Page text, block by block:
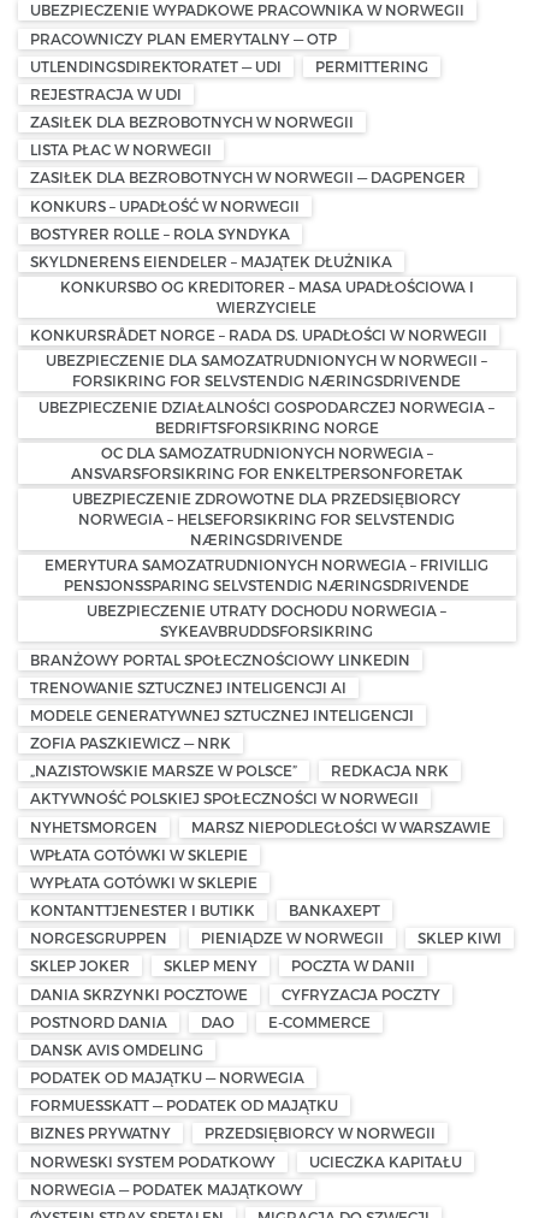
UBEZPIECZENIE WYPADKOWE PRACOWNIKA W NORWEGII
PRACOWNICZY PLAN EMERYTALNY — OTP
UTLENDINGSDIREKTORATET — UDI
PERMITTERING
REJESTRACJA W UDI
ZASIŁEK DLA BEZROBOTNYCH W NORWEGII
LISTA PŁAC W NORWEGII
ZASIŁEK DLA BEZROBOTNYCH W NORWEGII — DAGPENGER
KONKURS – UPADŁOŚĆ W NORWEGII
BOSTYRER ROLLE – ROLA SYNDYKA
SKYLDNERENS EIENDELER – MAJĄTEK DŁUŻNIKA
KONKURSBO OG KREDITORER – MASA UPADŁOŚCIOWA I
WIERZYCIELE
KONKURSRÅDET NORGE – RADA DS. UPADŁOŚCI W NORWEGII
UBEZPIECZENIE DLA SAMOZATRUDNIONYCH W NORWEGII –
FORSIKRING FOR SELVSTENDIG NÆRINGSDRIVENDE
UBEZPIECZENIE DZIAŁALNOŚCI GOSPODARCZEJ NORWEGIA –
BEDRIFTSFORSIKRING NORGE
OC DLA SAMOZATRUDNIONYCH NORWEGIA –
ANSVARSFORSIKRING FOR ENKELTPERSONFORETAK
UBEZPIECZENIE ZDROWOTNE DLA PRZEDSIĘBIORCY
NORWEGIA – HELSEFORSIKRING FOR SELVSTENDIG
NÆRINGSDRIVENDE
EMERYTURA SAMOZATRUDNIONYCH NORWEGIA – FRIVILLIG
PENSJONSSPARING SELVSTENDIG NÆRINGSDRIVENDE
UBEZPIECZENIE UTRATY DOCHODU NORWEGIA –
SYKEAVBRUDDSFORSIKRING
BRANŻOWY PORTAL SPOŁECZNOŚCIOWY LINKEDIN
TRENOWANIE SZTUCZNEJ INTELIGENCJI AI
MODELE GENERATYWNEJ SZTUCZNEJ INTELIGENCJI
ZOFIA PASZKIEWICZ — NRK
„NAZISTOWSKIE MARSZE W POLSCE”
REDKACJA NRK
AKTYWNOŚĆ POLSKIEJ SPOŁECZNOŚCI W NORWEGII
NYHETSMORGEN
MARSZ NIEPODLEGŁOŚCI W WARSZAWIE
WPŁATA GOTÓWKI W SKLEPIE
WYPŁATA GOTÓWKI W SKLEPIE
KONTANTTJENESTER I BUTIKK
BANKAXEPT
NORGESGRUPPEN
PIENIĄDZE W NORWEGII
SKLEP KIWI
SKLEP JOKER
SKLEP MENY
POCZTA W DANII
DANIA SKRZYNKI POCZTOWE
CYFRYZACJA POCZTY
POSTNORD DANIA
DAO
E-COMMERCE
DANSK AVIS OMDELING
PODATEK OD MAJĄTKU — NORWEGIA
FORMUESSKATT — PODATEK OD MAJĄTKU
BIZNES PRYWATNY
PRZEDSIĘBIORCY W NORWEGII
NORWESKI SYSTEM PODATKOWY
UCIECZKA KAPITAŁU
NORWEGIA — PODATEK MAJĄTKOWY